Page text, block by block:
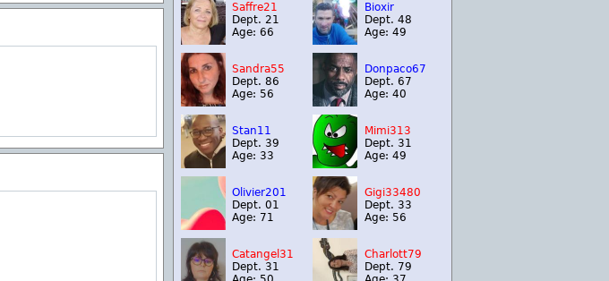
Saffre21
Dept. 21
Age: 66
Bioxir
Dept. 48
Age: 49
Sandra55
Dept. 86
Age: 56
Donpaco67
Dept. 67
Age: 40
Stan11
Dept. 39
Age: 33
Mimi313
Dept. 31
Age: 49
Olivier201
Dept. 01
Age: 71
Gigi33480
Dept. 33
Age: 56
Catangel31
Dept. 31
Charlott79
Dept. 79